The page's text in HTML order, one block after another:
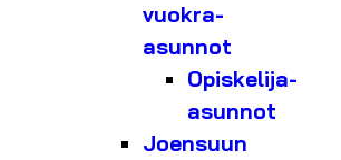
vuokra-
asunnot
Opiskelija-
asunnot
Joensuun